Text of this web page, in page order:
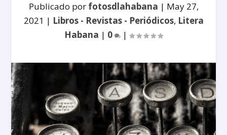
Publicado por fotosdlahabana | May 27,
2021 | Libros - Revistas - Periódicos, Litera
Habana | 0 |